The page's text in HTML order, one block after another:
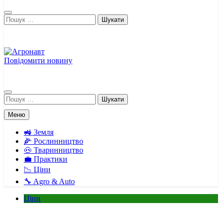
Пошук:
Повідомити новину
Пошук:
Меню
🚜 Земля
🌽 Рослинництво
🐽 Тваринництво
💼 Практики
📉 Ціни
🔧 Agro & Auto
Ціни